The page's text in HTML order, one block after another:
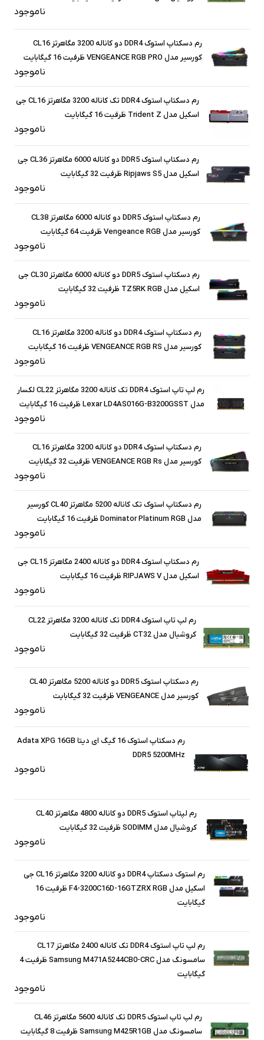
ناموجود
رم دسکتاپ استوک DDR4 دو کاناله 3200 مگاهرتز CL16
کورسیر مدل VENGEANCE RGB PRO ظرفیت 16 گیگابایت
ناموجود
رم دسکتاپ استوک DDR4 تک کاناله 3200 مگاهرتز CL16 جی
اسکیل مدل Trident Z ظرفیت 16 گیگابایت
ناموجود
رم دسکتاپ استوک DDR5 دو کاناله 6000 مگاهرتز CL36 جی
اسکیل مدل Ripjaws S5 ظرفیت 32 گیگابایت
ناموجود
رم دسکتاپ استوک DDR5 دو کاناله 6000 مگاهرتز CL38
کورسیر مدل Vengeance RGB ظرفیت 64 گیگابایت
ناموجود
رم دسکتاپ استوک DDR5 دو کاناله 6000 مگاهرتز CL30 جی
اسکیل مدل TZ5RK RGB ظرفیت 32 گیگابایت
ناموجود
رم دسکتاپ استوک DDR4 دو کاناله 3200 مگاهرتز CL16
کورسیر مدل VENGEANCE RGB RS ظرفیت 16 گیگابایت
ناموجود
رم لپ تاپ استوک DDR4 تک کاناله 3200 مگاهرتز CL22 لکسار
مدل Lexar LD4AS016G-B3200GSST ظرفیت 16 گیگابایت
ناموجود
رم دسکتاپ استوک DDR4 دو کاناله 3200 مگاهرتز CL16
کورسیر مدل VENGEANCE RGB Rs ظرفیت 32 گیگابایت
ناموجود
رم دسکتاپ استوک تک کاناله 5200 مگاهرتز CL40 کورسیر
مدل Dominator Platinum RGB ظرفیت 16 گیگابایت
ناموجود
رم دسکتاپ استوک DDR4 دو کاناله 2400 مگاهرتز CL15 جی
اسکیل مدل RIPJAWS V ظرفیت 16 گیگابایت
ناموجود
رم لپ تاپ استوک DDR4 تک کاناله 3200 مگاهرتز CL22
کروشیال مدل CT32 ظرفیت 32 گیگابایت
ناموجود
رم دسکتاپ استوک DDR5 دو کاناله 5200 مگاهرتز CL40
کورسیر مدل VENGEANCE ظرفیت 32 گیگابایت
ناموجود
رم دسکتاپ استوک 16 گیگ ای دیتا Adata XPG 16GB
DDR5 5200MHz
ناموجود
رم لپتاپ استوک DDR5 دو کاناله 4800 مگاهرتز CL40
کروشیال مدل SODIMM ظرفیت 32 گیگابایت
ناموجود
رم استوک دسکتاپ DDR4 دو کاناله 3200 مگاهرتز CL16 جی
اسکیل مدل F4-3200C16D-16GTZRX RGB ظرفیت 16
گیگابایت
ناموجود
رم لپ تاپ استوک DDR4 تک کاناله 2400 مگاهرتز CL17
سامسونگ مدل Samsung M471A5244CB0-CRC ظرفیت 4
گیگابایت
ناموجود
رم لپ تاپ استوک DDR5 تک کاناله 5600 مگاهرتز CL46
سامسونگ مدل Samsung M425R1GB ظرفیت 8 گیگابایت